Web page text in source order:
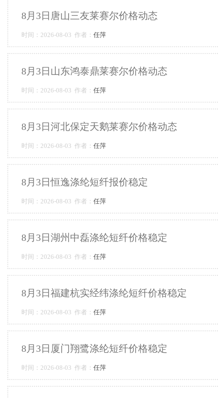
8月3日唐山三友莱赛尔价格动态
时间：2026-08-03 作者： 任萍
8月3日山东鸿泰鼎莱赛尔价格动态
时间：2026-08-03 作者： 任萍
8月3日河北保定天鹅莱赛尔价格动态
时间：2026-08-03 作者： 任萍
8月3日恒逸涤纶短纤报价稳定
时间：2026-08-03 作者： 任萍
8月3日湖州中磊涤纶短纤价格稳定
时间：2026-08-03 作者： 任萍
8月3日福建杭实经纬涤纶短纤价格稳定
时间：2026-08-03 作者： 任萍
8月3日厦门翔鹭涤纶短纤价格稳定
时间：2026-08-03 作者： 任萍